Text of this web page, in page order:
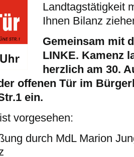
Landtagstätigkeit
Ihnen Bilanz
Gemeinsam mit
LINKE. Kamenz
herzlich am 30.
offenen Tür im
ein.
vorgesehen:
durch MdL Marion